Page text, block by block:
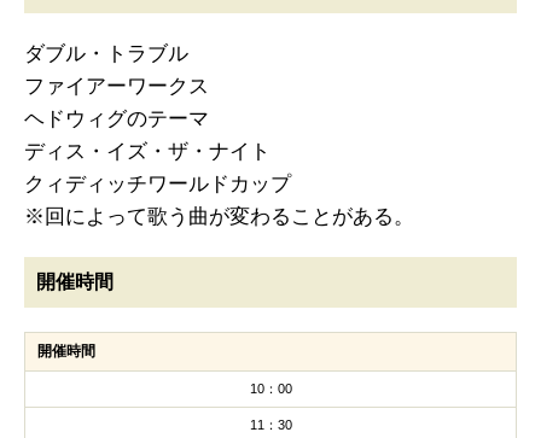
ダブル・トラブル
ファイアーワークス
ヘドウィグのテーマ
ディス・イズ・ザ・ナイト
クィディッチワールドカップ
※回によって歌う曲が変わることがある。
開催時間
開催時間
10：00
11：30